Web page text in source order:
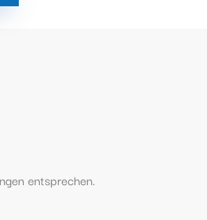
entsprechen.